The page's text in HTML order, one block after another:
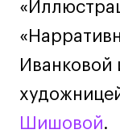
Навыки
Онлайн
Маркетинг и
Искусство
Иванковой
Шишовой.